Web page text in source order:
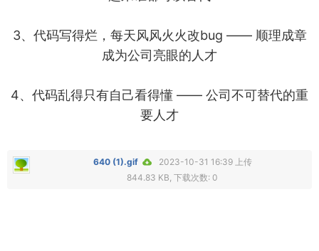
3、代码写得烂，每天风风火火改bug —— 顺理成章
成为公司亮眼的人才
4、代码乱得只有自己看得懂 —— 公司不可替代的重
要人才
640 (1).gif
2023-10-31 16:39 上传
844.83 KB, 下载次数: 0